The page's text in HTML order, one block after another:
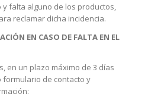
falta alguno de los productos,
reclamar dicha incidencia.
EN CASO DE FALTA EN EL
en un plazo máximo de 3 días
de contacto y